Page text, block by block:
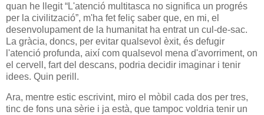
quan he llegit “L'atenció multitasca no significa un progrés
per la civilització”, m'ha fet feliç saber que, en mi, el
desenvolupament de la humanitat ha entrat un cul-de-sac.
La gràcia, doncs, per evitar qualsevol èxit, és defugir
l'atenció profunda, així com qualsevol mena d'avorriment, on
el cervell, fart del descans, podria decidir imaginar i tenir
idees. Quin perill.
Ara, mentre estic escrivint, miro el mòbil cada dos per tres,
tinc de fons una sèrie i ja està, que tampoc voldria tenir un